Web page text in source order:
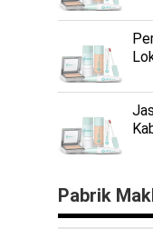
Pabrik